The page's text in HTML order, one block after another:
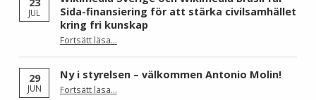
JUL
Sida-finansiering för att stärka civilsamhället
kring fri kunskap
Fortsätt läsa“Wikimedia Sverige och Wikimedia Brasil får Sida-finansiering för att stärka civilsamhället kring fri kunskap”
…
29
JUN
Ny i styrelsen – välkommen Antonio Molin!
Fortsätt läsa“Ny i styrelsen – välkommen Antonio Molin!”
…